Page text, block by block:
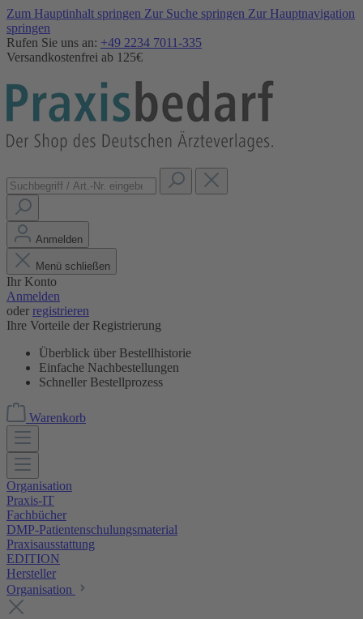
Zum Hauptinhalt springen Zur Suche springen Zur Hauptnavigation
springen
Rufen Sie uns an: +49 2234 7011-335
Versandkostenfrei ab 125€
Anmelden
Menü schließen
Ihr Konto
Anmelden
oder registrieren
Ihre Vorteile der Registrierung
Überblick über Bestellhistorie
Einfache Nachbestellungen
Schneller Bestellprozess
Warenkorb
Organisation
Praxis-IT
Fachbücher
DMP-Patientenschulungsmaterial
Praxisausstattung
EDITION
Hersteller
Organisation